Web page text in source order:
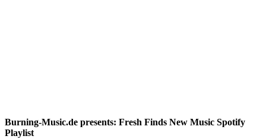
Burning-Music.de presents: Fresh Finds New Music Spotify
Playlist